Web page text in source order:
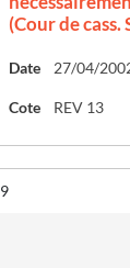
(Cour de cass.
Date 27/04/
Cote REV 13
Résultat n°
9